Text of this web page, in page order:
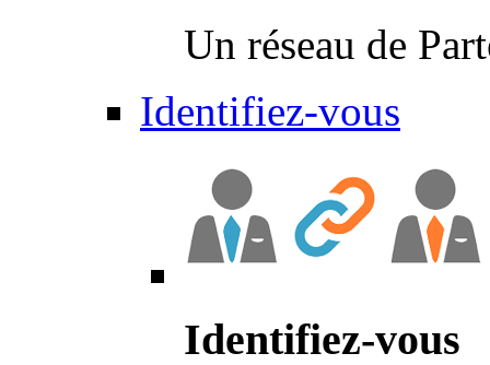
Un réseau de
Identifiez-vous
Identifiez-vous